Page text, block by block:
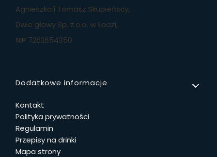
Agnieszka i Tomasz Skupieńscy,
Dwie głowy Sp. z.o.o. w Łodzi,
NIP 7262654350
Linki w stopce
Dodatkowe informacje
Kontakt
Polityka prywatności
Regulamin
Przepisy na drinki
Mapa strony